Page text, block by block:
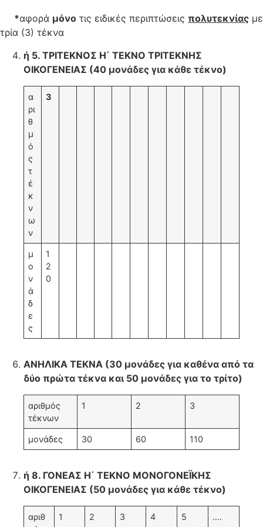
*αφορά μόνο τις ειδικές περιπτώσεις πολυτεκνίας με
τρία (3) τέκνα
ή 5. ΤΡΙΤΕΚΝΟΣ Η΄ ΤΕΚΝΟ ΤΡΙΤΕΚΝΗΣ
ΟΙΚΟΓΕΝΕΙΑΣ (40 μονάδες για κάθε τέκνο)
α
ρι
θ
μ
ό
ς
τ
έ
κ
ν
ω
ν
3
μ
ο
ν
ά
δ
ε
ς
1
2
0
ΑΝΗΛΙΚΑ ΤΕΚΝΑ (30 μονάδες για καθένα από τα
δύο πρώτα τέκνα και 50 μονάδες για το τρίτο)
αριθμός
τέκνων
1 2 3
μονάδες 30 60 110
ή 8. ΓΟΝΕΑΣ Η΄ ΤΕΚΝΟ ΜΟΝΟΓΟΝΕΪΚΗΣ
ΟΙΚΟΓΕΝΕΙΑΣ (50 μονάδες για κάθε τέκνο)
αριθ
1 2 3 4 5 ….